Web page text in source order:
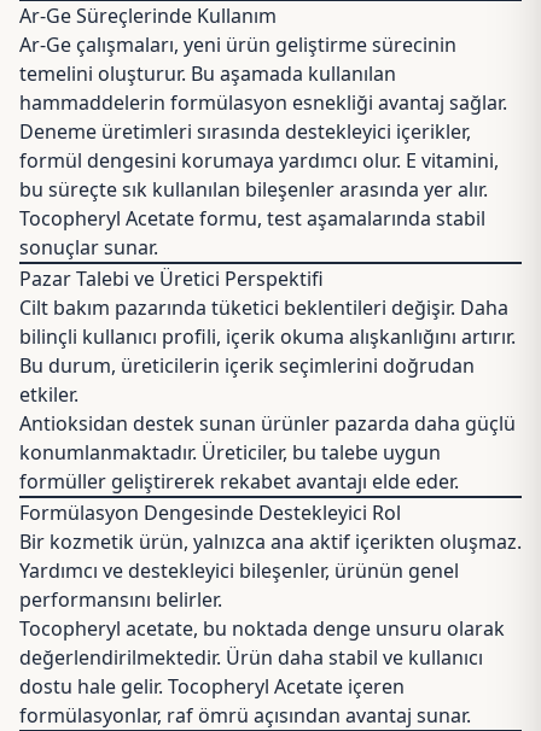
Ar-Ge Süreçlerinde Kullanım
Ar-Ge çalışmaları, yeni ürün geliştirme sürecinin
temelini oluşturur. Bu aşamada kullanılan
hammaddelerin formülasyon esnekliği avantaj sağlar.
Deneme üretimleri sırasında destekleyici içerikler,
formül dengesini korumaya yardımcı olur. E vitamini,
bu süreçte sık kullanılan bileşenler arasında yer alır.
Tocopheryl Acetate formu, test aşamalarında stabil
sonuçlar sunar.
Pazar Talebi ve Üretici Perspektifi
Cilt bakım pazarında tüketici beklentileri değişir. Daha
bilinçli kullanıcı profili, içerik okuma alışkanlığını artırır.
Bu durum, üreticilerin içerik seçimlerini doğrudan
etkiler.
Antioksidan destek sunan ürünler pazarda daha güçlü
konumlanmaktadır. Üreticiler, bu talebe uygun
formüller geliştirerek rekabet avantajı elde eder.
Formülasyon Dengesinde Destekleyici Rol
Bir kozmetik ürün, yalnızca ana aktif içerikten oluşmaz.
Yardımcı ve destekleyici bileşenler, ürünün genel
performansını belirler.
Tocopheryl acetate, bu noktada denge unsuru olarak
değerlendirilmektedir. Ürün daha stabil ve kullanıcı
dostu hale gelir. Tocopheryl Acetate içeren
formülasyonlar, raf ömrü açısından avantaj sunar.